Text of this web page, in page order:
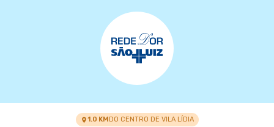
1.0 KMDO CENTRO DE VILA LÍDIA